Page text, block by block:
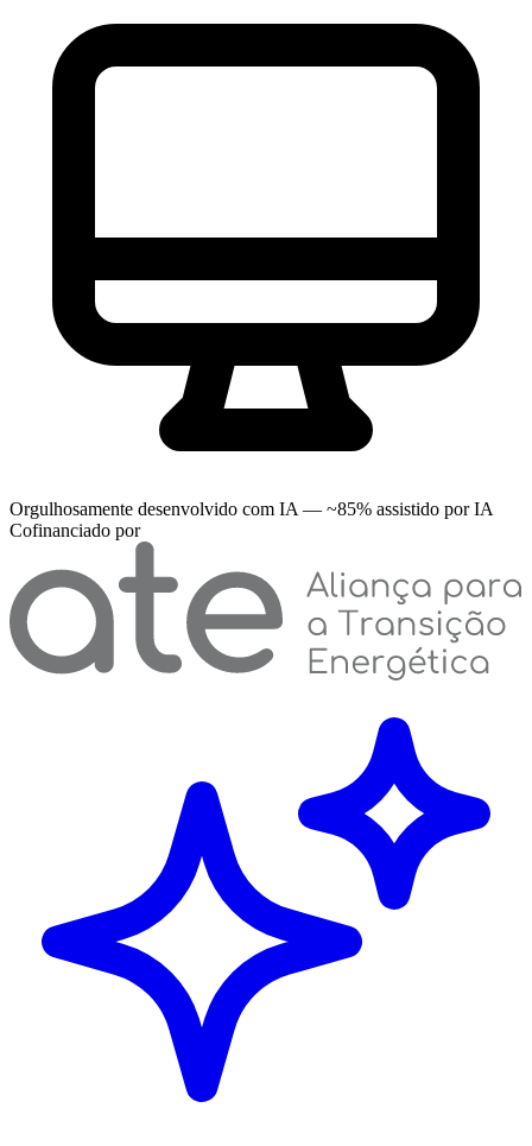
Orgulhosamente desenvolvido com IA — ~85% assistido por IA
Cofinanciado por